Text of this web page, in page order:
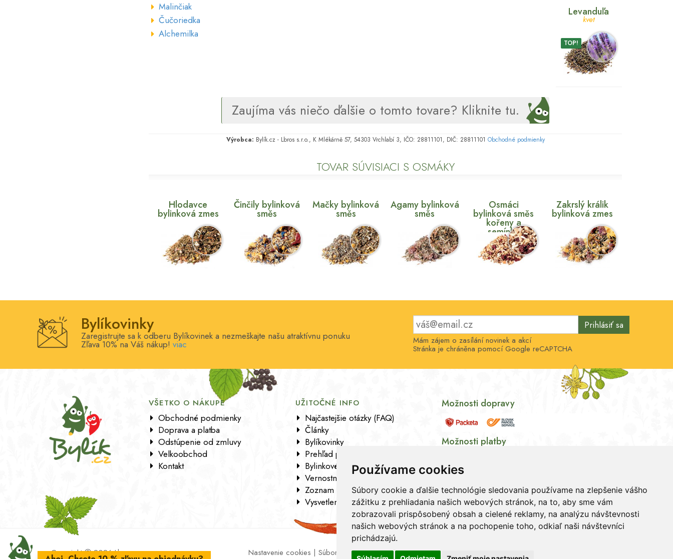
Používame cookies
Súbory cookie a ďalšie technológie sledovania používame na zlepšenie vášho
zážitku z prehliadania našich webových stránok, na to, aby sme vám
zobrazovali prispôsobený obsah a cielené reklamy, na analýzu návštevnosti
našich webových stránok a na pochopenie toho, odkiaľ naši návštevníci
prichádzajú.
Malinčiak
Čučoriedka
Alchemilka
Levanduľa
kvet
TOP!
Zaujíma vás niečo ďalšie o tomto tovare? Kliknite tu.
Výrobca: Bylík.cz - Lbros s.r.o., K Mlékárně 57, 54303 Vrchlabí 3, IČO: 28811101, DIČ: 28811101 Obchodné podmienky
TOVAR SÚVISIACI S OSMÁKY
Hlodavce
bylinková zmes
Činčily bylinková
směs
Mačky bylinková
směs
Agamy bylinková
směs
Osmáci
bylinková směs
kořeny a
semínka
Zakrslý králik
bylinková zmes
Bylíkovinky
Zaregistrujte sa k odberu Bylíkovinek a nezmeškajte našu atraktívnu ponuku
Zľava 10% na Váš nákup! viac
Prihlásiť sa
Mám zájem o zasílání novinek a akcí
Stránka je chráněna pomocí Google reCAPTCHA
VŠETKO O NÁKUPE
Obchodné podmienky
Doprava a platba
Odstúpenie od zmluvy
Velkoobchod
Kontakt
UŽITOČNÉ INFO
Najčastejšie otázky (FAQ)
Články
Bylíkovinky
Prehľad pobočiek
Bylinkové kartičky
Vernostný program
Zoznam sortimentu
Vysvetlenie analytických údajov
Možnosti dopravy
Možnosti platby
Copyright 2026 Lbros s.r.o. Nastavenie cookies | Súbory cookie|Zásady ochrany osobných údajov